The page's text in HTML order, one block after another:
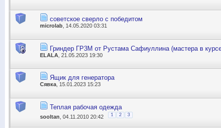
советское сверло с победитом
microlab , 14.05.2020 03:31
Гриндер ГР3М от Рустама Сафиуллина (мастера в
ELALA , 21.05.2023 19:30
Ящик для генератора
Сявка , 15.01.2023 15:23
Теплая рабочая одежда
sooltan , 04.11.2010 20:42 1 2 3